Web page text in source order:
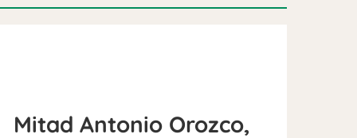
Mitad Antonio Orozco,